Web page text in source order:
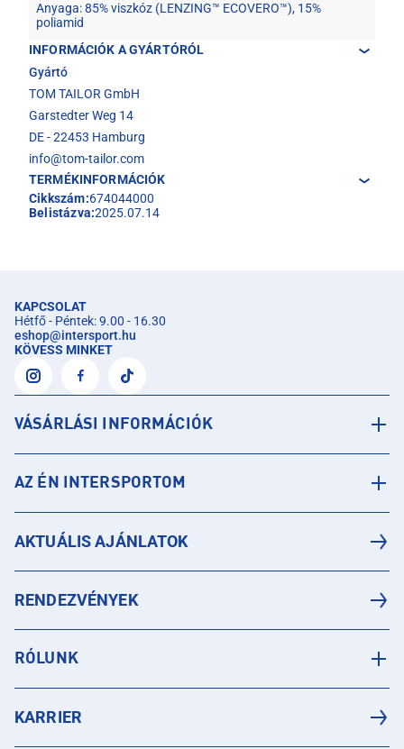
Anyaga: 85% viszkóz (LENZING™ ECOVERO™), 15%
poliamid
INFORMÁCIÓK A GYÁRTÓRÓL
Gyártó
TOM TAILOR GmbH
Garstedter Weg 14
DE - 22453 Hamburg
info@tom-tailor.com
TERMÉKINFORMÁCIÓK
Cikkszám:674044000
Belistázva:2025.07.14
KAPCSOLAT
Hétfő - Péntek: 9.00 - 16.30
eshop@intersport.hu
KÖVESS MINKET
VÁSÁRLÁSI INFORMÁCIÓK
AZ ÉN INTERSPORTOM
AKTUÁLIS AJÁNLATOK
RENDEZVÉNYEK
RÓLUNK
KARRIER